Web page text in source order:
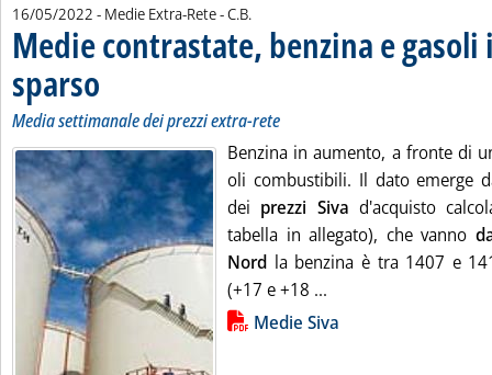
16/05/2022 - Medie Extra-Rete -di:
C.B.
Medie contrastate, benzina e
sparso
Media settimanale dei prezzi extra-rete
Benzina in aumento, a fronte di
oli combustibili. Il dato emerge
dei prezzi Siva d'acquisto
tabella in allegato), che vanno
Nord la benzina è tra 1407 e
(+17 e +18 ...
Lista allegati PDF alla notizia
Medie Siva